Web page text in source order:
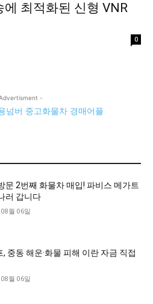
최적화된 신형 VNR
0
-
문 2번째 화물차 매입! 파비스 메가트
러 갑니다
월 06일
, 중동 해운·화물 피해 이란 자금 직접
월 06일